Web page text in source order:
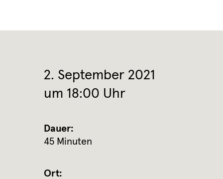
2. September 2021
um 18:00 Uhr
Dauer:
45 Minuten
Ort: